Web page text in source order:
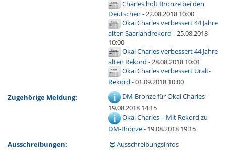
Charles holt Bronze bei den
Deutschen - 22.08.2018 10:00
Okai Charles verbessert 44 Jahre
alten Saarlandrekord - 25.08.2018
10:00
Okai Charles verbessert 44 Jahre
alten Rekord - 28.08.2018 10:01
Okai Charles verbessert Uralt-
Rekord - 01.09.2018 10:00
Zugehörige Meldung:
DM-Bronze für Okai Charles-
19.08.2018 14:15
Okai Charles – Mit Rekord zu
DM-Bronze- 19.08.2018 19:15
Ausschreibungen:
Ausschreibungsinfos